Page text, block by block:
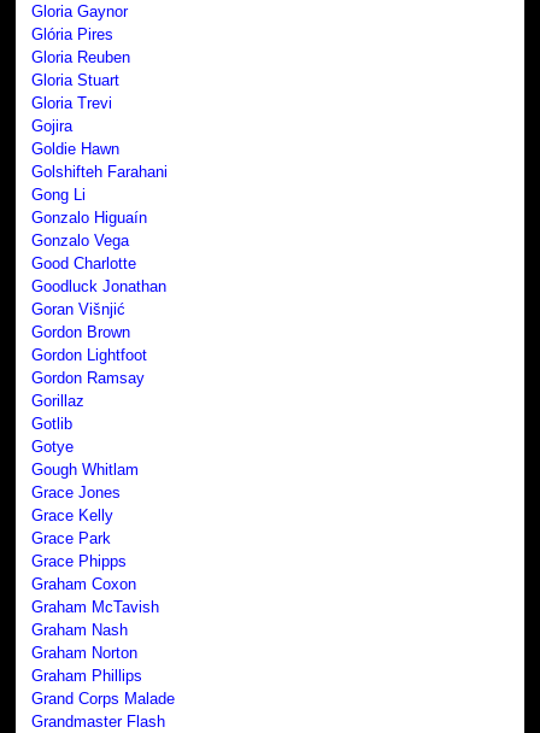
Gloria Gaynor
Glória Pires
Gloria Reuben
Gloria Stuart
Gloria Trevi
Gojira
Goldie Hawn
Golshifteh Farahani
Gong Li
Gonzalo Higuaín
Gonzalo Vega
Good Charlotte
Goodluck Jonathan
Goran Višnjić
Gordon Brown
Gordon Lightfoot
Gordon Ramsay
Gorillaz
Gotlib
Gotye
Gough Whitlam
Grace Jones
Grace Kelly
Grace Park
Grace Phipps
Graham Coxon
Graham McTavish
Graham Nash
Graham Norton
Graham Phillips
Grand Corps Malade
Grandmaster Flash